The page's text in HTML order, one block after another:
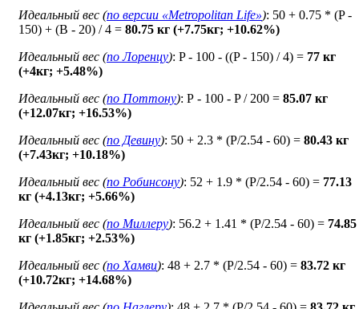
Идеальный вес (по версии «Metropolitan Life»): 50 + 0.75 * (P -
150) + (B - 20) / 4 = 80.75 кг (+7.75кг; +10.62%)
Идеальный вес (по Лоренцу): P - 100 - ((P - 150) / 4) = 77 кг
(+4кг; +5.48%)
Идеальный вес (по Поттону): Р - 100 - P / 200 = 85.07 кг
(+12.07кг; +16.53%)
Идеальный вес (по Девину): 50 + 2.3 * (P/2.54 - 60) = 80.43 кг
(+7.43кг; +10.18%)
Идеальный вес (по Робинсону): 52 + 1.9 * (P/2.54 - 60) = 77.13
кг (+4.13кг; +5.66%)
Идеальный вес (по Миллеру): 56.2 + 1.41 * (P/2.54 - 60) = 74.85
кг (+1.85кг; +2.53%)
Идеальный вес (по Хамви): 48 + 2.7 * (P/2.54 - 60) = 83.72 кг
(+10.72кг; +14.68%)